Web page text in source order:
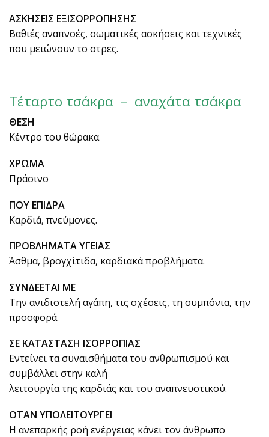
ΑΣΚΗΣΕΙΣ ΕΞΙΣΟΡΡΟΠΗΣΗΣ
Βαθιές αναπνοές, σωματικές ασκήσεις και τεχνικές
που μειώνουν το στρες.
Τέταρτο τσάκρα – αναχάτα τσάκρα
ΘΕΣΗ
Κέντρο του θώρακα
ΧΡΩΜΑ
Πράσινο
ΠΟΥ ΕΠΙΔΡΑ
Καρδιά, πνεύμονες.
ΠΡΟΒΛΗΜΑΤΑ ΥΓΕΙΑΣ
Άσθμα, βρογχίτιδα, καρδιακά προβλήματα.
ΣΥΝΔΕΕΤΑΙ ΜΕ
Την ανιδιοτελή αγάπη, τις σχέσεις, τη συμπόνια, την
προσφορά.
ΣΕ ΚΑΤΑΣΤΑΣΗ ΙΣΟΡΡΟΠΙΑΣ
Εντείνει τα συναισθήματα του ανθρωπισμού και
συμβάλλει στην καλή
λειτουργία της καρδιάς και του αναπνευστικού.
ΟΤΑΝ ΥΠΟΛΕΙΤΟΥΡΓΕΙ
Η ανεπαρκής ροή ενέργειας κάνει τον άνθρωπο